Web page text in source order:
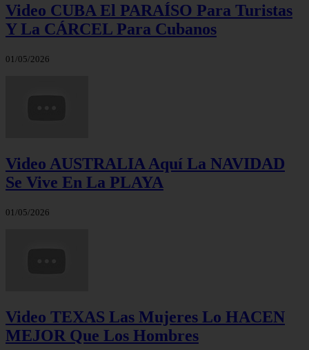
Video CUBA El PARAÍSO Para Turistas
Y La CÁRCEL Para Cubanos
01/05/2026
Video AUSTRALIA Aquí La NAVIDAD
Se Vive En La PLAYA
01/05/2026
Video TEXAS Las Mujeres Lo HACEN
MEJOR Que Los Hombres